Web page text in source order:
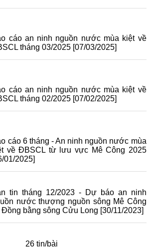
cáo an ninh nguồn nước mùa kiệt về
tháng 03/2025 [07/03/2025]
cáo an ninh nguồn nước mùa kiệt về
tháng 02/2025 [07/02/2025]
cáo 6 tháng - An ninh nguồn nước mùa
về ĐBSCL từ lưu vực Mê Công 2025
01/2025]
tin tháng 12/2023 - Dự báo an ninh
nước thượng nguồn sông Mê Công
Đồng bằng sông Cửu Long [30/11/2023]
26 tin/bài